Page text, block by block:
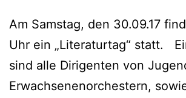
Am Samstag, den 30.09.17
Uhr ein „Literaturtag“ statt.
sind alle Dirigenten von
Erwachsenenorchestern,